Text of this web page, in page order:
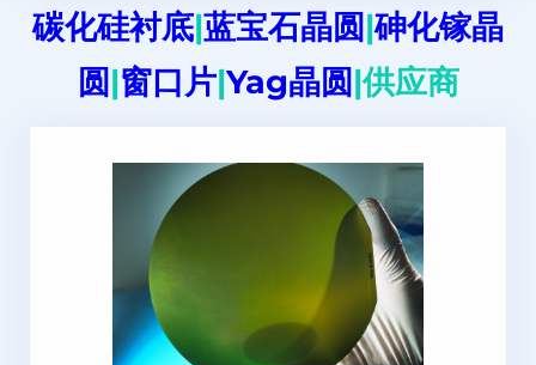
碳化硅衬底|蓝宝石晶圆|砷化镓晶
圆|窗口片|Yag晶圆|供应商